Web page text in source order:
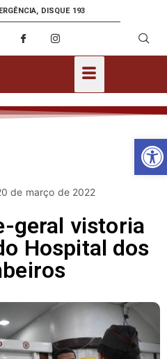
DISQUE 193
de março de 2022
geral vistoria
Hospital dos